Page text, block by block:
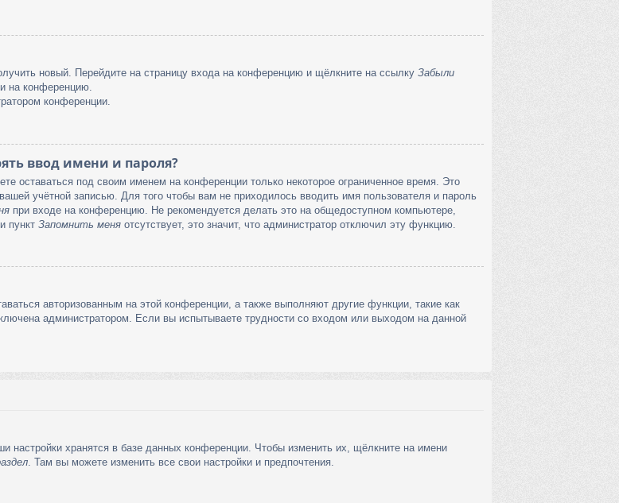
новый. Перейдите на страницу входа на конференцию и щёлкните на ссылку Забыли
на конференцию.
конференции.
ввод имени и пароля?
оставаться под своим именем на конференции только некоторое ограниченное время. Это
учётной записью. Для того чтобы вам не приходилось вводить имя пользователя и пароль
при входе на конференцию. Не рекомендуется делать это на общедоступном компьютере,
пункт Запомнить меня отсутствует, это значит, что администратор отключил эту функцию.
авторизованным на этой конференции, а также выполняют другие функции, такие как
администратором. Если вы испытываете трудности со входом или выходом на данной
настройки хранятся в базе данных конференции. Чтобы изменить их, щёлкните на имени
. Там вы можете изменить все свои настройки и предпочтения.